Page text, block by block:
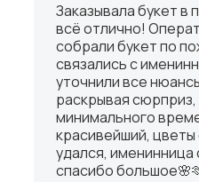
Заказывала букет в
всё отлично!
собрали букет по
связались с
уточнили все
раскрывая
минимального
красивейший,
удался, именинница
спасибо